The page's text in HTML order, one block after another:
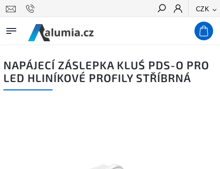
CZK
Hledat
NAPÁJECÍ ZÁSLEPKA KLUŚ PDS-O PRO
LED HLINÍKOVÉ PROFILY STŘÍBRNÁ